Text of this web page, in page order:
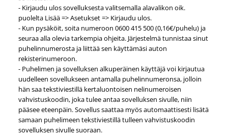
- Kirjaudu ulos sovelluksesta valitsemalla alavalikon oik.
puolelta Lisää => Asetukset => Kirjaudu ulos.
- Kun pysäköit, soita numeroon 0600 415 500 (0,16€/puhelu) ja
seuraa alla olevia tarkempia ohjeita. Järjestelmä tunnistaa sinut
puhelinnumerosta ja liittää sen käyttämäsi auton
rekisterinumeroon.
- Puhelimen ja sovelluksen alkuperäinen käyttäjä voi kirjautua
uudelleen sovellukseen antamalla puhelinnumeronsa, jolloin
hän saa tekstiviestillä kertaluontoisen nelinumeroisen
vahvistuskoodin, joka tulee antaa sovelluksen sivulle, niin
pääsee eteenpäin. Sovellus saattaa myös automaattisesti lisätä
samaan puhelimeen tekstiviestillä tulleen vahvistuskoodin
sovelluksen sivulle suoraan.